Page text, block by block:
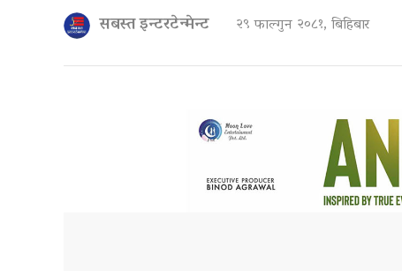
सबस्त इन्टरटेन्मेन्ट २९ फाल्गुन २०८१, बिहिबार